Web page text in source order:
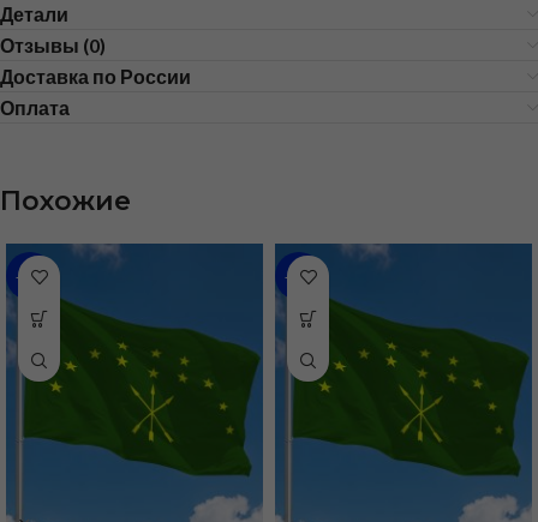
Детали
Отзывы (0)
Доставка по России
Оплата
Похожие
-36% -43%